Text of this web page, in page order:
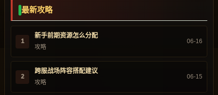
最新攻略
1
新手前期资源怎么分配
攻略
06-16
2
跨服战场阵容搭配建议
攻略
06-15